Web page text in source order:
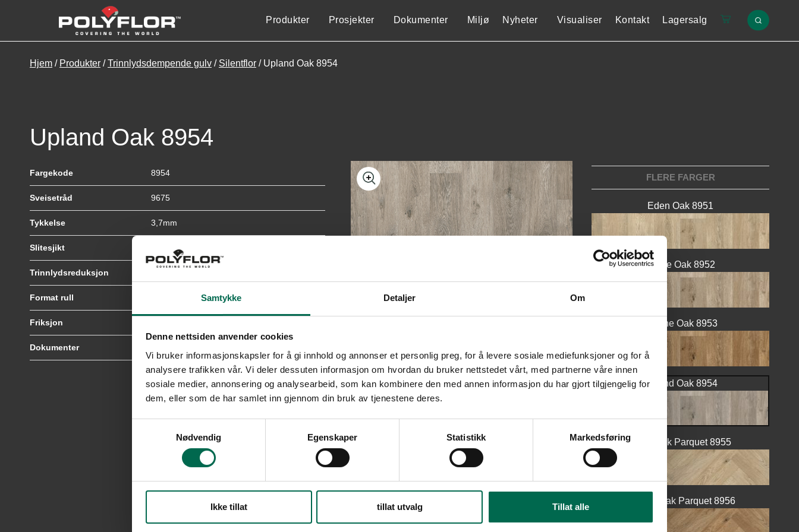
Samtykke Detaljer Om
Denne nettsiden anvender cookies
Vi bruker informasjonskapsler for å gi innhold og annonser et personlig preg, for å levere sosiale mediefunksjoner og for å
analysere trafikken vår. Vi deler dessuten informasjon om hvordan du bruker nettstedet vårt, med partnerne våre innen
sosiale medier, annonsering og analysearbeid, som kan kombinere den med annen informasjon du har gjort tilgjengelig for
dem, eller som de har samlet inn gjennom din bruk av tjenestene deres.
Nødvendig
Egenskaper Statistikk Markedsføring
Ikke tillat tillat utvalg Tillat alle
Produkter Prosjekter Dokumenter Miljø Nyheter Visualiser Kontakt Lagersalg
Hjem / Produkter /Trinnlydsdempende gulv / Silentflor / Upland Oak 8954
Upland Oak 8954
Fargekode 8954
Sveisetråd 9675
Tykkelse 3,7mm
Slitesjikt 0,65mm
Trinnlydsreduksjon
Format rull 2m x 20m = 40m2
Friksjon
Dokumenter
Bestill en prøve – legg i kurv
FLERE FARGER
Eden Oak 8951
Ridge Oak 8952
Serene Oak 8953
Upland Oak 8954
Eden Oak Parquet 8955
Serene Oak Parquet 8956